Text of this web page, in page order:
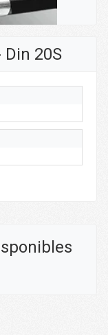
Din 20S